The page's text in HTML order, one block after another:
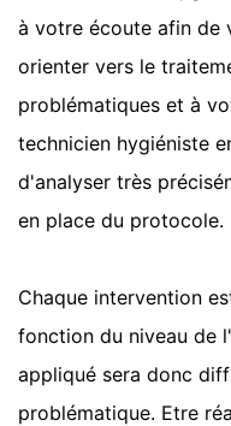
à votre écoute afin de
orienter vers le
problématiques et à
technicien hygiéniste
d'analyser très
en place du protocole.
Chaque intervention
fonction du niveau de
appliqué sera donc
problématique. Etre